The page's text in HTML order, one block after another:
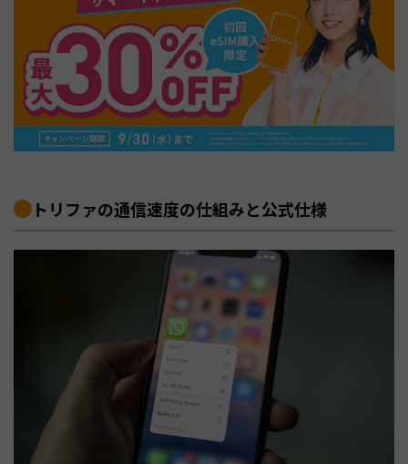
トリファの通信速度の仕組みと公式仕様